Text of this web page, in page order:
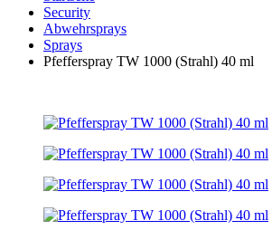
Security
Abwehrsprays
Sprays
Pfefferspray TW 1000 (Strahl) 40 ml